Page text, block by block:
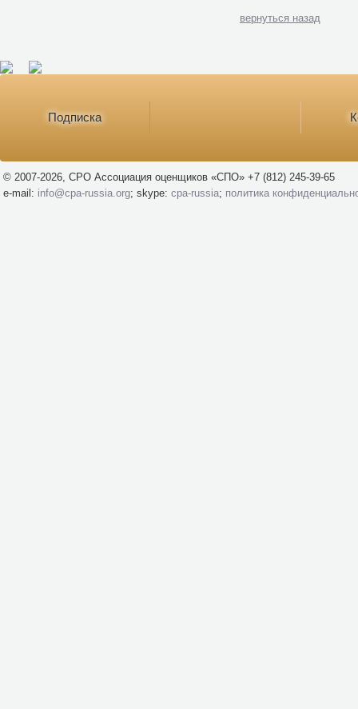
вернуться назад
Подписка
© 2007-2026, СРО Ассоциация оценщиков «СПО» +7 (812) 245-39-65
e-mail: info@cpa-russia.org; skype: cpa-russia; политика